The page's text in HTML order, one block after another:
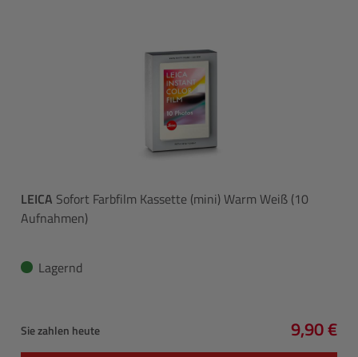
LEICA Sofort Farbfilm Kassette (mini) Warm Weiß (10
Aufnahmen)
Lagernd
Sie zahlen heute 9,90 €